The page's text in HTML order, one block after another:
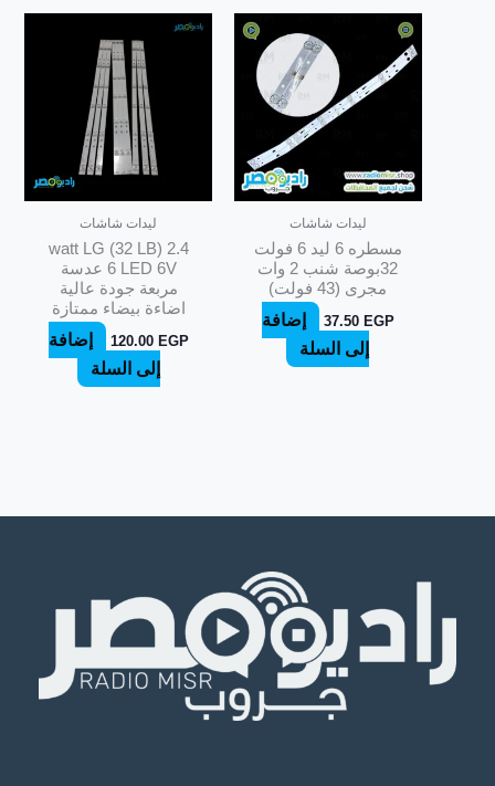
ليدات شاشات
مسطره 6 ليد 6 فولت
32بوصة شنب 2 وات
مجرى (43 فولت)
37.50 EGP
إضافة
إلى السلة
ليدات شاشات
2.4 watt LG (32 LB)
6 LED 6V عدسة
مربعة جودة عالية
اضاءة بيضاء ممتازة
120.00 EGP
إضافة
إلى السلة